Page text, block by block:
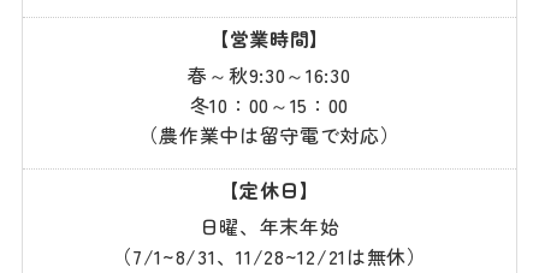
【営業時間】
春～秋9:30～16:30
冬10：00～15：00
（農作業中は留守電で対応）
【定休日】
日曜、年末年始
（7/1~8/31、11/28~12/21は無休）